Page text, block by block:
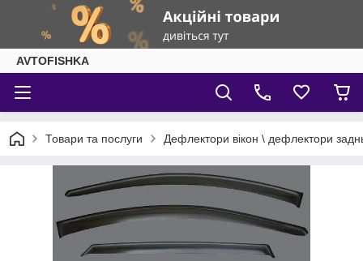
AVTOFISHKA
Товари та послуги Дефлектори вікон \ дефлектори